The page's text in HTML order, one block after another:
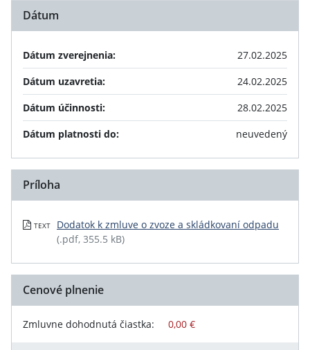
Dátum
Dátum zverejnenia:
27.02.2025
Dátum uzavretia:
24.02.2025
Dátum účinnosti:
28.02.2025
Dátum platnosti do:
neuvedený
Príloha
TEXT
Dodatok k zmluve o zvoze a skládkovaní odpadu
(.pdf, 355.5 kB)
Cenové plnenie
Zmluvne dohodnutá čiastka: 0,00 €